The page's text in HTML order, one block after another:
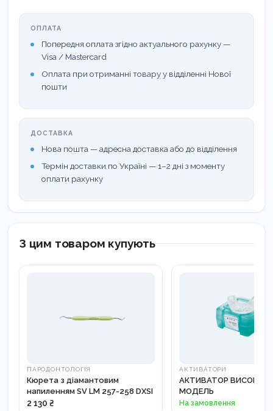
ОПЛАТА
Попередня оплата згідно актуального рахунку —
Visa / Mastercard
Оплата при отриманні товару у відділенні Нової
пошти
ДОСТАВКА
Нова пошта — адресна доставка або до відділення
Термін доставки по Україні — 1–2 дні з моменту
оплати рахунку
З цим товаром купують
ПАРОДОНТОЛОГІЯ
Кюрета з діамантовим
напиленням SV LM 257-258 DXSI
2 130 ₴
АКТИВАТОРИ
АКТИВАТОР ВИСОКА
МОДЕЛЬ
На замовлення